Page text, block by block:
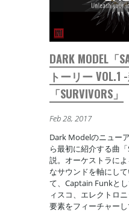
DARK MODEL「
トーリー VOL.1
「SURVIVORS」
Feb 28, 2017
Dark Modelのニュー
ら最初に紹介する曲
説。オーケストラに
なサウンドを軸にし
て、Captain Funkと
ィスコ、エレクトロ
要素をフィーチャーし